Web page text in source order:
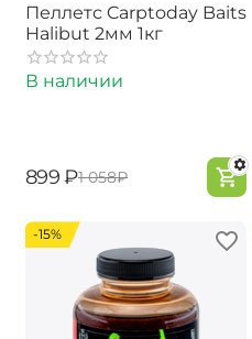
Пеллетс Carptoday Baits
Halibut 2мм 1кг
В наличии
‍899‍ ₽‍1 058‍₽
-15%